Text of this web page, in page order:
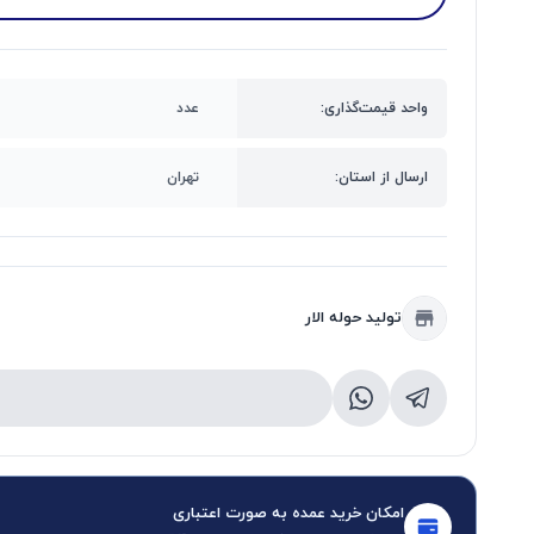
واحد قیمت‌گذاری: عدد
ارسال از استان: تهران
تولید حوله الار
امکان خرید عمده به صورت اعتباری